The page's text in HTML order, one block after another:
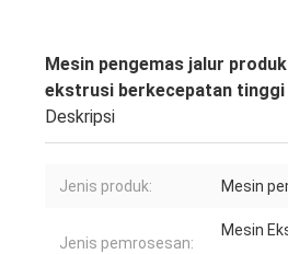
Mesin pengemas jalur
ekstrusi berkecepatan tinggi
Deskripsi
Jenis produk: Mesin
Jenis pemrosesan:
Mesin